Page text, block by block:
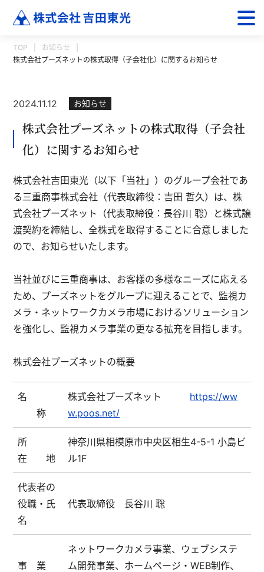
TOP
お知らせ
株式会社プーズネットの株式取得（子会社化）に関するお知らせ
2024.11.12 お知らせ
株式会社プーズネットの株式取得（子会社
化）に関するお知らせ
株式会社吉田東光（以下「当社」）のグループ会社であ
る三重商事株式会社（代表取締役：吉田 哲久）は、株
式会社プーズネット（代表取締役：長谷川 聡）と株式譲
渡契約を締結し、全株式を取得することに合意しました
ので、お知らせいたします。
当社並びに三重商事は、お客様の多様なニーズに応える
ため、プーズネットをグループに迎えることで、監視カ
メラ・ネットワークカメラ市場におけるソリューション
を強化し、監視カメラ事業の更なる拡充を目指します。
株式会社プーズネットの概要
名
称
株式会社プーズネット https://ww
w.poos.net/
所
在 地
神奈川県相模原市中央区相生4-5-1 小島ビ
ル1F
代表者の
役職・氏
名
代表取締役 長谷川 聡
事 業
ネットワークカメラ事業、ウェブシステ
ム開発事業、ホームページ・WEB制作、